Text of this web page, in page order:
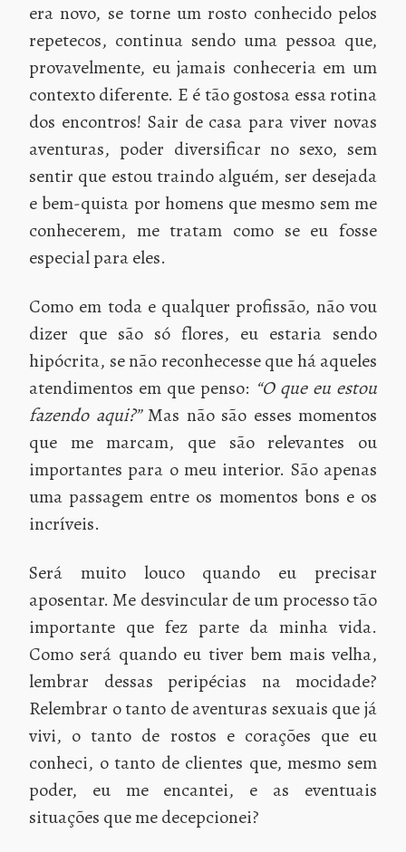
era novo, se torne um rosto conhecido pelos
repetecos, continua sendo uma pessoa que,
provavelmente, eu jamais conheceria em um
contexto diferente. E é tão gostosa essa rotina
dos encontros! Sair de casa para viver novas
aventuras, poder diversificar no sexo, sem
sentir que estou traindo alguém, ser desejada
e bem-quista por homens que mesmo sem me
conhecerem, me tratam como se eu fosse
especial para eles.
Como em toda e qualquer profissão, não vou
dizer que são só flores, eu estaria sendo
hipócrita, se não reconhecesse que há aqueles
atendimentos em que penso: “O que eu estou
fazendo aqui?”Mas não são esses momentos
que me marcam, que são relevantes ou
importantes para o meu interior. São apenas
uma passagem entre os momentos bons e os
incríveis.
Será muito louco quando eu precisar
aposentar. Me desvincular de um processo tão
importante que fez parte da minha vida.
Como será quando eu tiver bem mais velha,
lembrar dessas peripécias na mocidade?
Relembrar o tanto de aventuras sexuais que já
vivi, o tanto de rostos e corações que eu
conheci, o tanto de clientes que, mesmo sem
poder, eu me encantei, e as eventuais
situações que me decepcionei?